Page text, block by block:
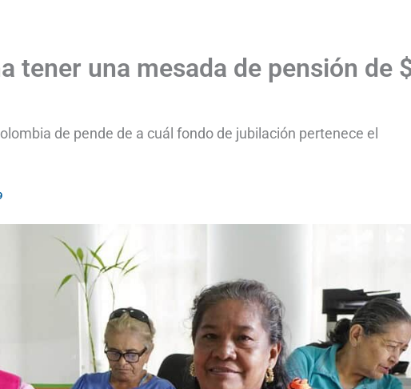
tener una mesada de pensión de
de pende de a cuál fondo de jubilación pertenece el